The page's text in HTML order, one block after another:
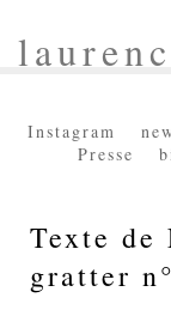
Instagram
Presse
Texte
gratter